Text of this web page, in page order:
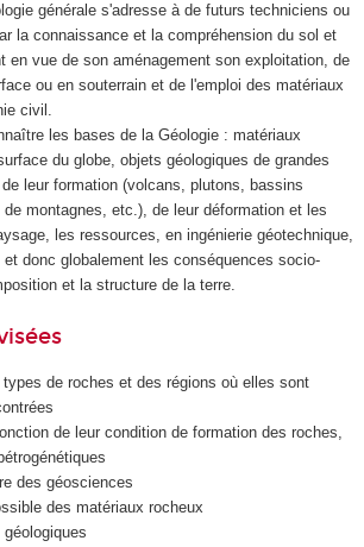
générale s'adresse à de futurs techniciens ou
la connaissance et la compréhension du sol et
en vue de son aménagement son exploitation, de
ou en souterrain et de l'emploi des matériaux
civil.
les bases de la Géologie : matériaux
du globe, objets géologiques de grandes
leur formation (volcans, plutons, bassins
montagnes, etc.), de leur déformation et les
les ressources, en ingénierie géotechnique,
donc globalement les conséquences socio-
et la structure de la terre.
types de roches et des régions où elles sont
de leur condition de formation des roches,
des géosciences
des matériaux rocheux